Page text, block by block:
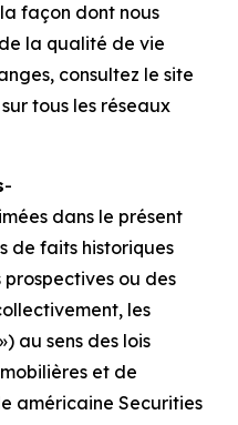
façon dont nous
la qualité de vie
consultez le site
tous les réseaux
-
dans le présent
de faits historiques
ou des
les
au sens des lois
et de
américaine Securities